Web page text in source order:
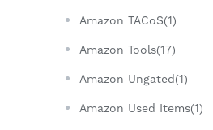
Amazon TACoS(1)
Amazon Tools(17)
Amazon Ungated(1)
Amazon Used Items(1)